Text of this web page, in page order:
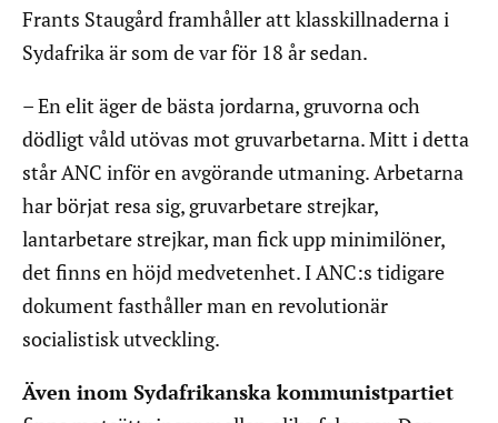
Frants Staugård framhåller att klasskillnaderna i
Sydafrika är som de var för 18 år sedan.
– En elit äger de bästa jordarna, gruvorna och
dödligt våld utövas mot gruvarbetarna. Mitt i detta
står ANC inför en avgörande utmaning. Arbetarna
har börjat resa sig, gruvarbetare strejkar,
lantarbetare strejkar, man fick upp minimilöner,
det finns en höjd medvetenhet. I ANC:s tidigare
dokument fasthåller man en revolutionär
socialistisk utveckling.
Även inom Sydafrikanska kommunistpartiet